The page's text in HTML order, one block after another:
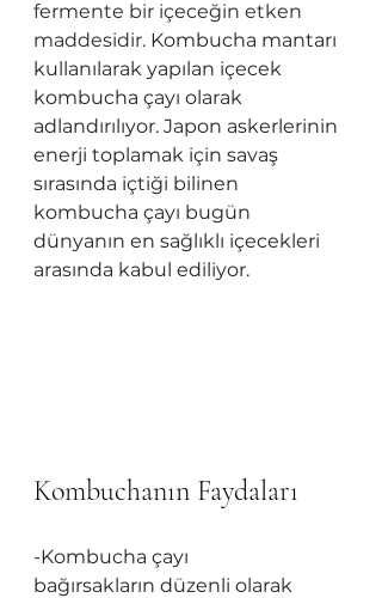
fermente bir içeceğin etken
maddesidir. Kombucha mantarı
kullanılarak yapılan içecek
kombucha çayı olarak
adlandırılıyor. Japon askerlerinin
enerji toplamak için savaş
sırasında içtiği bilinen
kombucha çayı bugün
dünyanın en sağlıklı içecekleri
arasında kabul ediliyor.
Kombuchanın Faydaları
-Kombucha çayı
bağırsakların düzenli olarak